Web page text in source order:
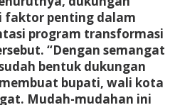
faktor penting dalam
program transformasi
“Dengan semangat
bentuk dukungan
bupati, wali kota
Mudah-mudahan ini